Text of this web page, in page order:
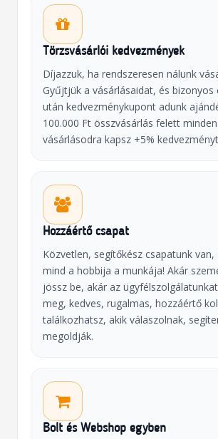
Törzsvásárlói kedvezmények
Díjazzuk, ha rendszeresen nálunk
Gyűjtjük a vásárlásaidat, és bizonyos
után kedvezménykupont adunk
100.000 Ft összvásárlás felett minden
vásárlásodra kapsz +5%
Hozzáértő csapat
Közvetlen, segítőkész csapatunk van,
mind a hobbija a munkája! Akár
jössz be, akár az
meg, kedves, rugalmas, hozzáértő
találkozhatsz, akik válaszolnak,
megoldják.
Bolt és Webshop egyben